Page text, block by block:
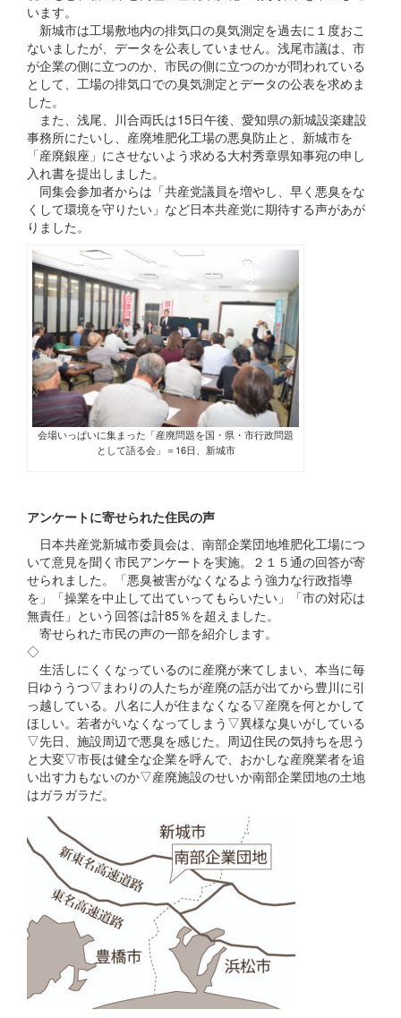
います。
新城市は工場敷地内の排気口の臭気測定を過去に１度おこ
ないましたが、データを公表していません。浅尾市議は、市
が企業の側に立つのか、市民の側に立つのかが問われている
として、工場の排気口での臭気測定とデータの公表を求めま
した。
また、浅尾、川合両氏は15日午後、愛知県の新城設楽建設
事務所にたいし、産廃堆肥化工場の悪臭防止と、新城市を
「産廃銀座」にさせないよう求める大村秀章県知事宛の申し
入れ書を提出しました。
同集会参加者からは「共産党議員を増やし、早く悪臭をな
くして環境を守りたい」など日本共産党に期待する声があが
りました。
会場いっぱいに集まった「産廃問題を国・県・市行政問題
として語る会」＝16日、新城市
アンケートに寄せられた住民の声
日本共産党新城市委員会は、南部企業団地堆肥化工場につ
いて意見を聞く市民アンケートを実施。２１５通の回答が寄
せられました。「悪臭被害がなくなるよう強力な行政指導
を」「操業を中止して出ていってもらいたい」「市の対応は
無責任」という回答は計85％を超えました。
寄せられた市民の声の一部を紹介します。
◇
生活しにくくなっているのに産廃が来てしまい、本当に毎
日ゆううつ▽まわりの人たちが産廃の話が出てから豊川に引
っ越している。八名に人が住まなくなる▽産廃を何とかして
ほしい。若者がいなくなってしまう▽異様な臭いがしている
▽先日、施設周辺で悪臭を感じた。周辺住民の気持ちを思う
と大変▽市長は健全な企業を呼んで、おかしな産廃業者を追
い出す力もないのか▽産廃施設のせいか南部企業団地の土地
はガラガラだ。